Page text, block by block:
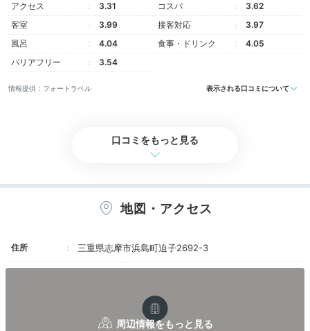
客室は全68室。洋室から和室までの4種類と、森に囲ま
れた1棟建てのヴィラ2種類から。真珠をモチーフにし
た家具を多く採用する「プレミアムデラックスルーム」
きます。
yu_kimama_life
アクセス 3.31 コスパ
3.62
客室
3.99 接客対応
3.97
風呂
4.04 食事・ドリンク
4.05
バリアフリー
3.54
情報提供：フォートラベル 表示される口コミについて
口コミをもっと見る
地図・アクセス
住所 三重県志摩市浜島町迫子2692-3